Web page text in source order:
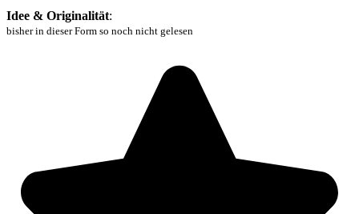
Idee & Originalität:
bisher in dieser Form so noch nicht gelesen